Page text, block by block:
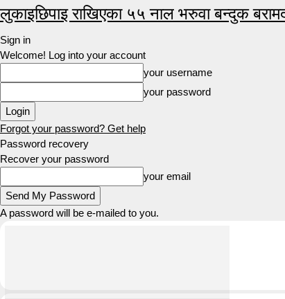
लुकाइछिपाइ राखिएका ५५ नाल भरुवा बन्दुक
Sign in
Welcome! Log into your account
your username
your password
Forgot your password? Get help
Password recovery
Recover your password
your email
A password will be e-mailed to you.